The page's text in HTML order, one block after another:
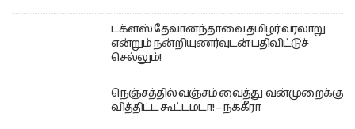
டக்ளஸ் தேவானந்தாவை தமிழர் வரலாறு
என்றும் நன்றியுணர்வுடன் பதிவிட்டுச்
செல்லும்!
நெஞ்சத்தில் வஞ்சம் வைத்து வன்முறைக்கு
வித்திட்ட கூட்டமடா! – நக்கீரா